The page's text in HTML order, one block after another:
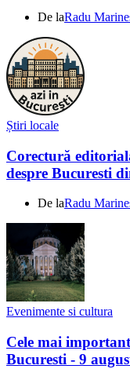
De laRadu
Știri locale
Corectură
despre Bucuresti
De laRadu
Evenimente si cultura
Cele mai
Bucuresti - 9